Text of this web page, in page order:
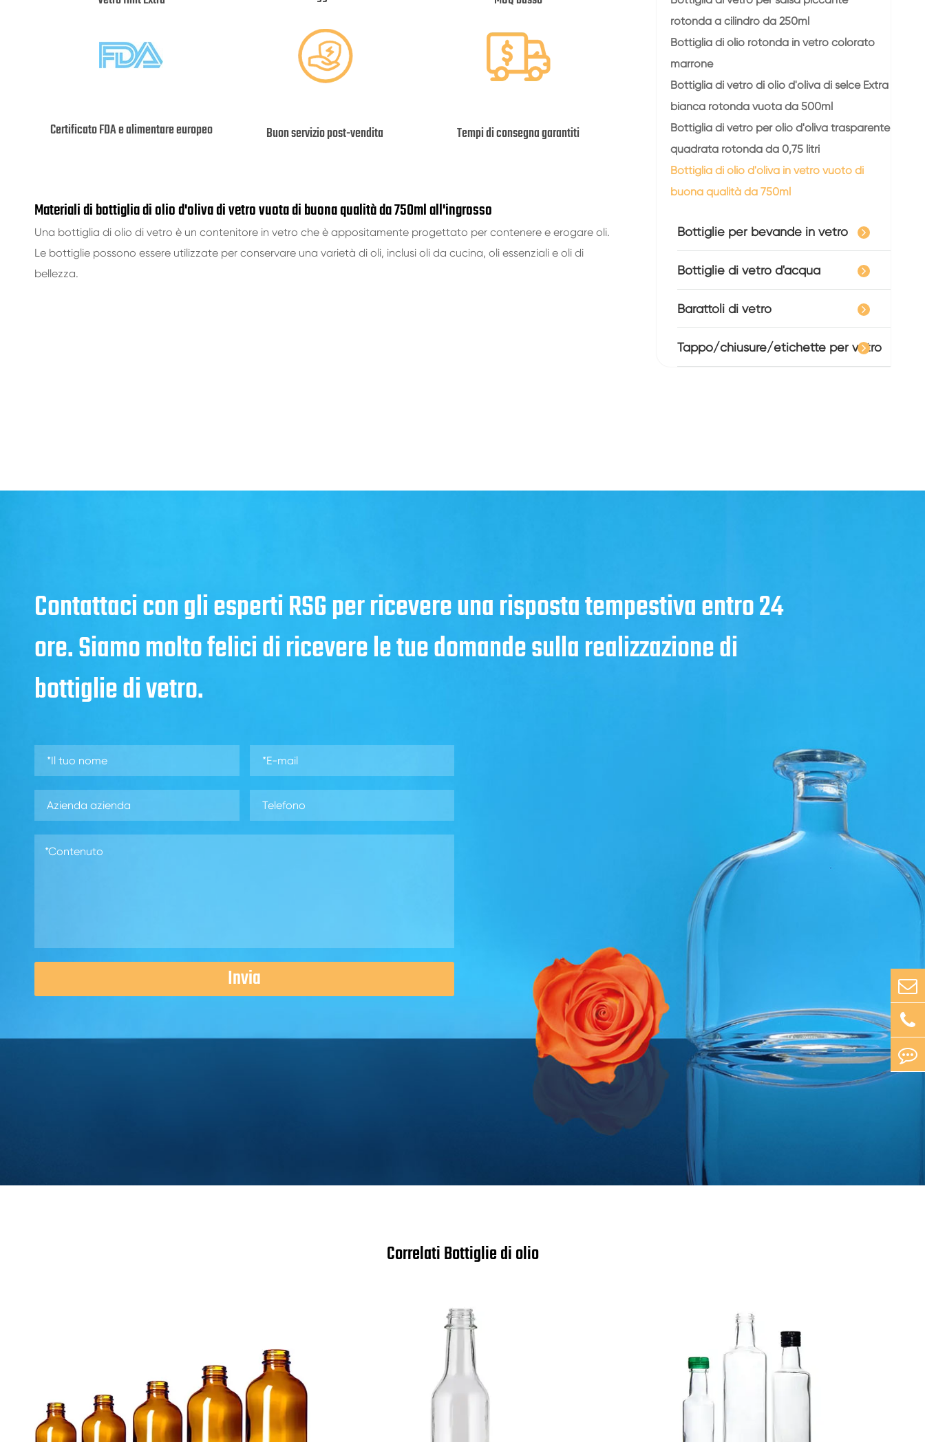
Certificato FDA e alimentare europeo Buon servizio post-vendita Tempi di consegna garantiti
Materiali di bottiglia di olio d'oliva di vetro vuota di buona qualità da 750ml all'ingrosso
Una bottiglia di olio di vetro è un contenitore in vetro che è appositamente progettato per contenere e erogare oli.
Le bottiglie possono essere utilizzate per conservare una varietà di oli, inclusi oli da cucina, oli essenziali e oli di
bellezza.
rotonda a cilindro da 250ml
Bottiglia di olio rotonda in vetro colorato
marrone
Bottiglia di vetro di olio d'oliva di selce Extra
bianca rotonda vuota da 500ml
Bottiglia di vetro per olio d'oliva trasparente
quadrata rotonda da 0,75 litri
Bottiglia di olio d'oliva in vetro vuoto di
buona qualità da 750ml
Bottiglie per bevande in vetro
Bottiglie di vetro d'acqua
Barattoli di vetro
Tappo/chiusure/etichette per vetro
Contattaci con gli esperti RSG per ricevere una risposta tempestiva entro 24
ore. Siamo molto felici di ricevere le tue domande sulla realizzazione di
bottiglie di vetro.
Invia
Correlati Bottiglie di olio